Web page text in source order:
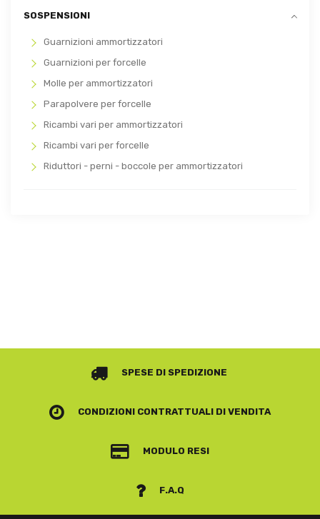
SOSPENSIONI
Guarnizioni ammortizzatori
Guarnizioni per forcelle
Molle per ammortizzatori
Parapolvere per forcelle
Ricambi vari per ammortizzatori
Ricambi vari per forcelle
Riduttori - perni - boccole per ammortizzatori
SPESE DI SPEDIZIONE
CONDIZIONI CONTRATTUALIDI VENDITA
MODULO RESI
F.A.Q